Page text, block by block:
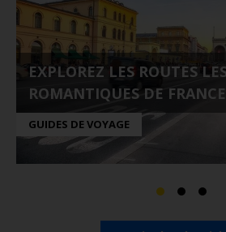
EXPLOREZ LES ROUTES
ROMANTIQUES DE FRANCE
GUIDES DE VOYAGE